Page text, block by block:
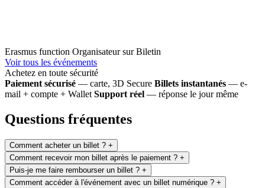
Erasmus function Organisateur sur Biletin
Voir tous les événements
Achetez en toute sécurité
Paiement sécurisé — carte, 3D Secure Billets instantanés — e-
mail + compte + Wallet Support réel — réponse le jour même
Questions fréquentes
Comment acheter un billet ? +
Comment recevoir mon billet après le paiement ? +
Puis-je me faire rembourser un billet ? +
Comment accéder à l'événement avec un billet numérique ? +